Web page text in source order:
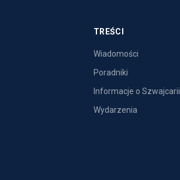
TREŚCI
Wiadomości
Poradniki
Informacje o Szwajcarii
Wydarzenia